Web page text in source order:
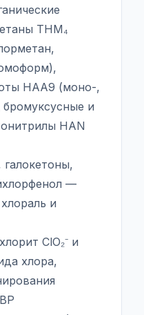
THM₄
HAA9 (моно-,
бромуксусные и
HAN
—
и
ClO₂⁻ и
хлора,